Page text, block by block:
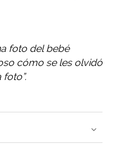
foto del bebé
cómo se les olvidó